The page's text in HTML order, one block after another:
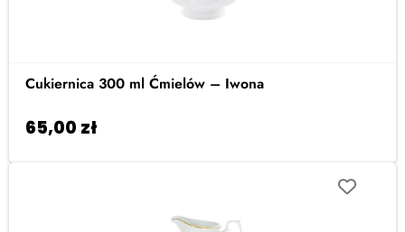
Cukiernica 300 ml Ćmielów – Iwona
65,00 zł